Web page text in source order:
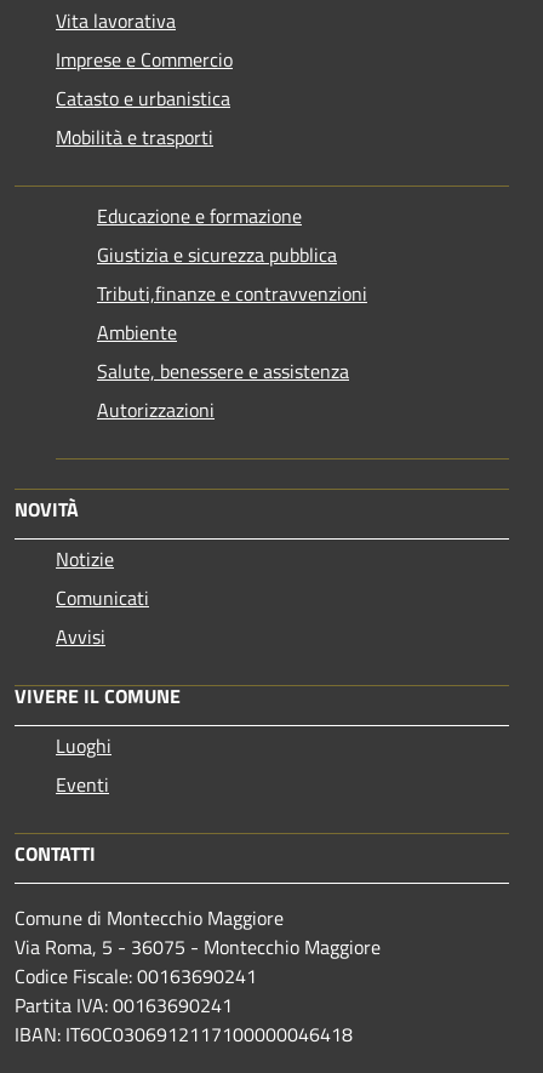
Vita lavorativa
Imprese e Commercio
Catasto e urbanistica
Mobilità e trasporti
Educazione e formazione
Giustizia e sicurezza pubblica
Tributi,finanze e contravvenzioni
Ambiente
Salute, benessere e assistenza
Autorizzazioni
NOVITÀ
Notizie
Comunicati
Avvisi
VIVERE IL COMUNE
Luoghi
Eventi
CONTATTI
Comune di Montecchio Maggiore
Via Roma, 5 - 36075 - Montecchio Maggiore
Codice Fiscale: 00163690241
Partita IVA: 00163690241
IBAN: IT60C0306912117100000046418